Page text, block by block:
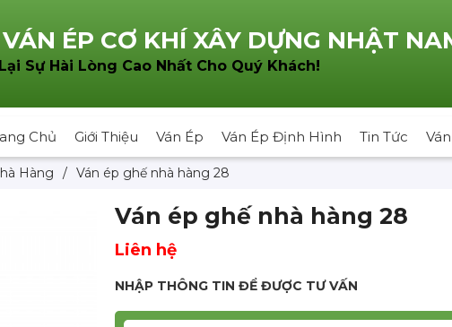
VÁN ÉP CƠ KHÍ XÂY DỰNG NHẬT
Sự Hài Lòng Cao Nhất Cho Quý Khách!
Chủ Giới Thiệu Ván Ép Ván Ép Định Hình Tin Tức
Hàng / Ván ép ghế nhà hàng 28
Ván ép ghế nhà hàng 28
Liên hệ
NHẬP THÔNG TIN ĐỂ ĐƯỢC TƯ VẤN